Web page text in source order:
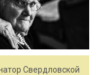
Свердловской